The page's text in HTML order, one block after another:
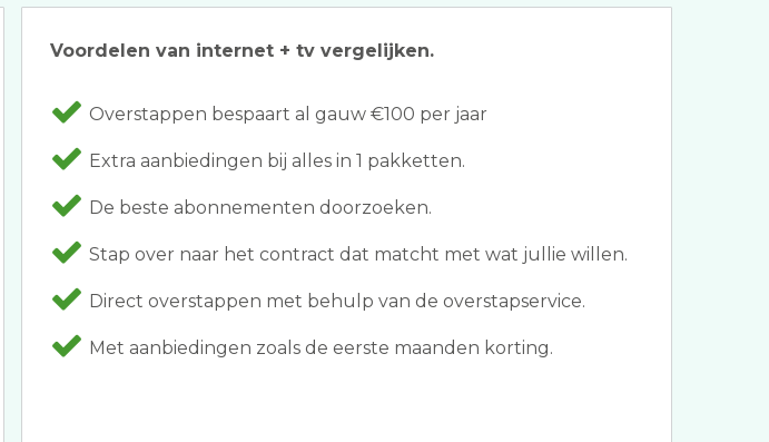
Voordelen van internet + tv vergelijken.
Overstappen bespaart al gauw €100 per jaar
Extra aanbiedingen bij alles in 1 pakketten.
De beste abonnementen doorzoeken.
Stap over naar het contract dat matcht met wat jullie willen.
Direct overstappen met behulp van de overstapservice.
Met aanbiedingen zoals de eerste maanden korting.